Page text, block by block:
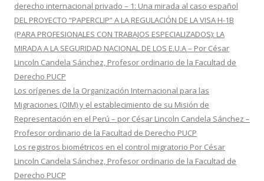
derecho internacional privado – 1: Una mirada al caso español
DEL PROYECTO “PAPERCLIP” A LA REGULACIÓN DE LA VISA H-1B
(PARA PROFESIONALES CON TRABAJOS ESPECIALIZADOS): LA
MIRADA A LA SEGURIDAD NACIONAL DE LOS E.U.A – Por César
Lincoln Candela Sánchez, Profesor ordinario de la Facultad de
Derecho PUCP
Los orígenes de la Organización Internacional para las
Migraciones (OIM) y el establecimiento de su Misión de
Representación en el Perú – por César Lincoln Candela Sánchez –
Profesor ordinario de la Facultad de Derecho PUCP
Los registros biométricos en el control migratorio Por César
Lincoln Candela Sánchez, Profesor ordinario de la Facultad de
Derecho PUCP